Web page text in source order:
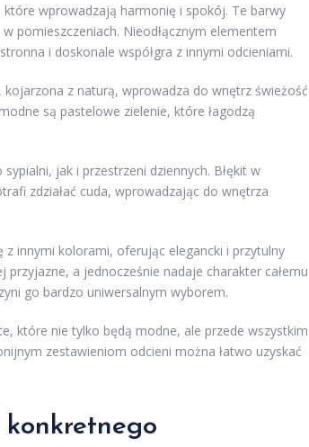
wprowadzają harmonię i spokój. Te barwy
pomieszczeniach. Nieodłącznym elementem
i doskonale współgra z innymi odcieniami.
kojarzona z naturą, wprowadza do wnętrz świeżość
są pastelowe zielenie, które łagodzą
jak i przestrzeni dziennych. Błękit w
zdziałać cuda, wprowadzając do wnętrza
z innymi kolorami, oferując elegancki i przytulny
a jednocześnie nadaje charakter całemu
go bardzo uniwersalnym wyborem.
które nie tylko będą modne, ale przede wszystkim
zestawieniom odcieni można łatwo uzyskać